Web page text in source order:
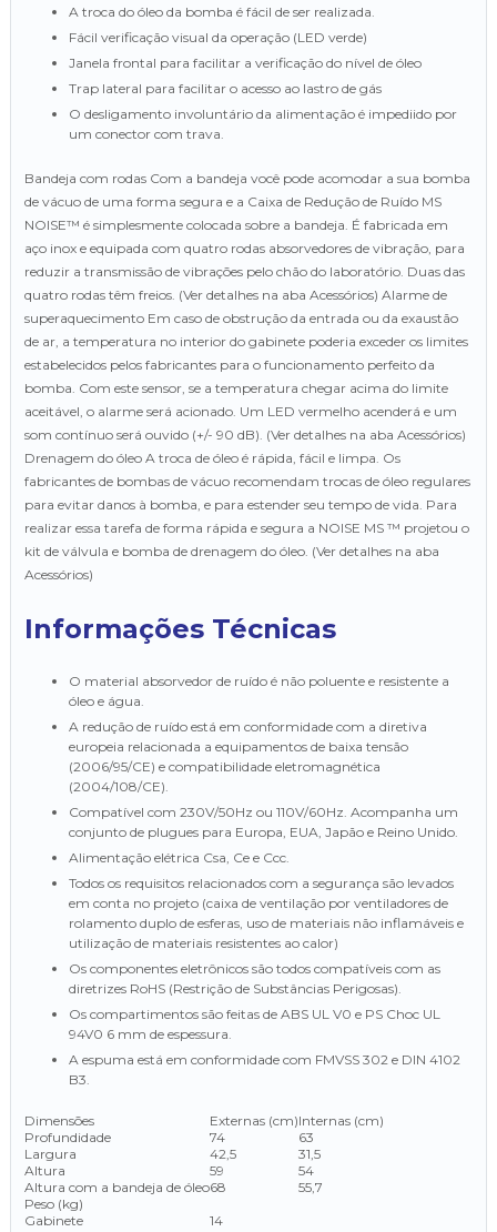
A troca do óleo da bomba é fácil de ser realizada.
Fácil verificação visual da operação (LED verde)
Janela frontal para facilitar a verificação do nível de óleo
Trap lateral para facilitar o acesso ao lastro de gás
O desligamento involuntário da alimentação é impediido por
um conector com trava.
Bandeja com rodas Com a bandeja você pode acomodar a sua bomba
de vácuo de uma forma segura e a Caixa de Redução de Ruído MS
NOISE™ é simplesmente colocada sobre a bandeja. É fabricada em
aço inox e equipada com quatro rodas absorvedores de vibração, para
reduzir a transmissão de vibrações pelo chão do laboratório. Duas das
quatro rodas têm freios. (Ver detalhes na aba Acessórios) Alarme de
superaquecimento Em caso de obstrução da entrada ou da exaustão
de ar, a temperatura no interior do gabinete poderia exceder os limites
estabelecidos pelos fabricantes para o funcionamento perfeito da
bomba. Com este sensor, se a temperatura chegar acima do limite
aceitável, o alarme será acionado. Um LED vermelho acenderá e um
som contínuo será ouvido (+/- 90 dB). (Ver detalhes na aba Acessórios)
Drenagem do óleo A troca de óleo é rápida, fácil e limpa. Os
fabricantes de bombas de vácuo recomendam trocas de óleo regulares
para evitar danos à bomba, e para estender seu tempo de vida. Para
realizar essa tarefa de forma rápida e segura a NOISE MS ™ projetou o
kit de válvula e bomba de drenagem do óleo. (Ver detalhes na aba
Acessórios)
Informações Técnicas
O material absorvedor de ruído é não poluente e resistente a
óleo e água.
A redução de ruído está em conformidade com a diretiva
europeia relacionada a equipamentos de baixa tensão
(2006/95/CE) e compatibilidade eletromagnética
(2004/108/CE).
Compatível com 230V/50Hz ou 110V/60Hz. Acompanha um
conjunto de plugues para Europa, EUA, Japão e Reino Unido.
Alimentação elétrica Csa, Ce e Ccc.
Todos os requisitos relacionados com a segurança são levados
em conta no projeto (caixa de ventilação por ventiladores de
rolamento duplo de esferas, uso de materiais não inflamáveis e
utilização de materiais resistentes ao calor)
Os componentes eletrônicos são todos compatíveis com as
diretrizes RoHS (Restrição de Substâncias Perigosas).
Os compartimentos são feitas de ABS UL V0 e PS Choc UL
94V0 6 mm de espessura.
A espuma está em conformidade com FMVSS 302 e DIN 4102
B3.
Dimensões Externas (cm)Internas (cm)
Profundidade
74
63
Largura
42,5
31,5
Altura
59
54
Altura com a bandeja de óleo68
55,7
Peso (kg)
Gabinete
14